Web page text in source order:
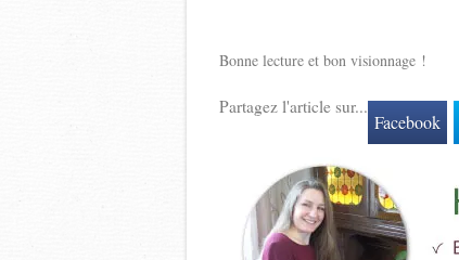
Bonne lecture et bon visionnage !
Partagez l'article sur...
Facebook